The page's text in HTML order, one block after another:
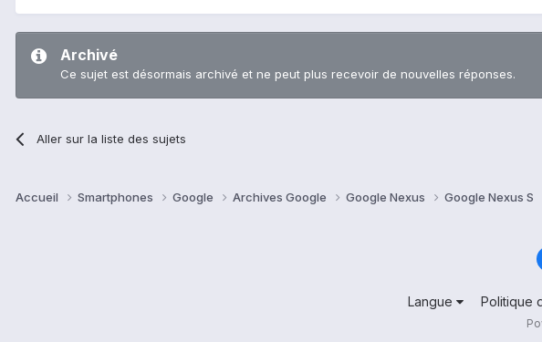
Archivé
Ce sujet est désormais archivé et ne peut plus recevoir de nouvelles réponses.
Aller sur la liste des sujets
Accueil Smartphones Google Archives Google Google Nexus Google Nexus S
Langue Politique